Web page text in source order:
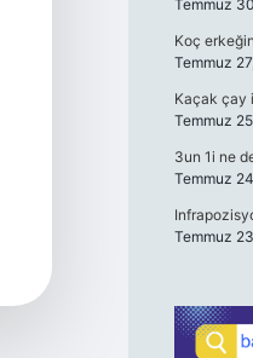
Temmuz
Koç
Temmuz
Kaçak çay
Temmuz
3un 1i ne
Temmuz
Temmuz